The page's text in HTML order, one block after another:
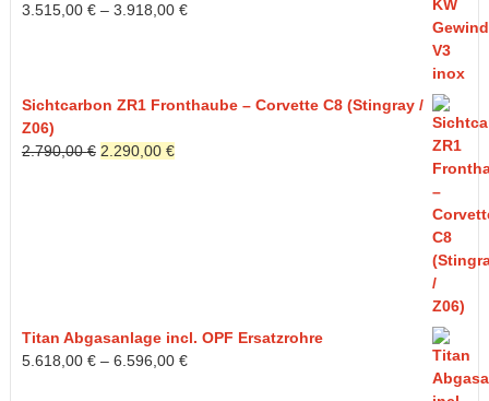
3.515,00 €– 3.918,00 €
Sichtcarbon ZR1 Fronthaube – Corvette C8 (Stingray /
Z06)
2.790,00€ Ursprünglicher
2.290,00 €Aktueller
Titan Abgasanlage incl. OPF Ersatzrohre
5.618,00 €– 6.596,00 €